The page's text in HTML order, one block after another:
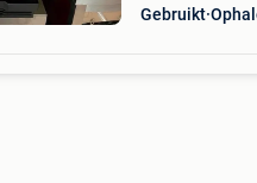
Gebruikt